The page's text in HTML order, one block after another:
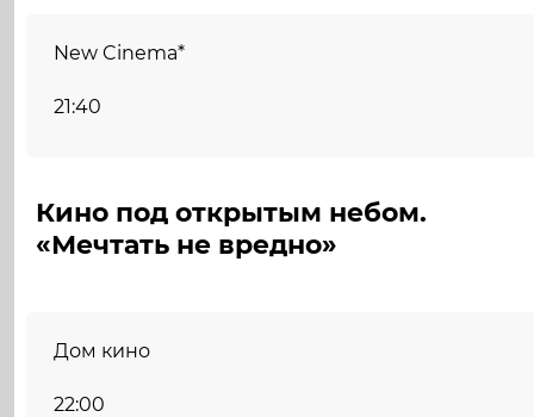
New Cinema*
21:40
Кино под открытым небом.
«Мечтать не вредно»
Дом кино
22:00